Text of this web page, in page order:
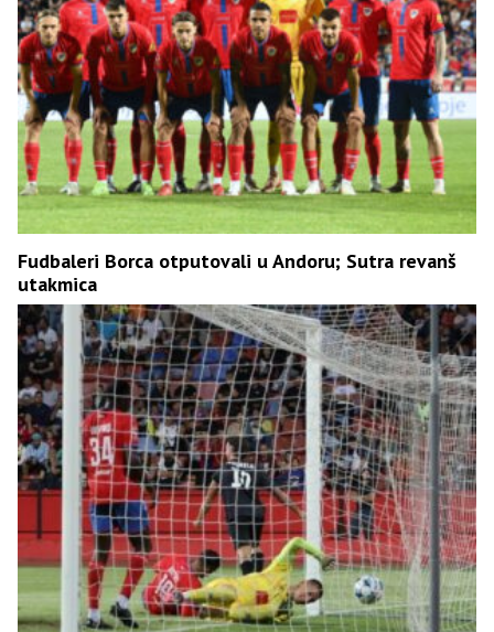
Fudbaleri Borca otputovali u Andoru; Sutra revanš
utakmica